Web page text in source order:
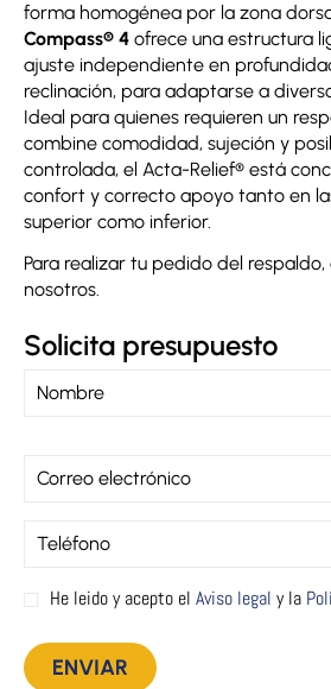
forma homogénea por la zona
Compass® 4 ofrece una estructura
ajuste independiente en
reclinación, para adaptarse a
Ideal para quienes requieren un
combine comodidad, sujeción y
controlada, el Acta-Relief® está
confort y correcto apoyo tanto en
superior como inferior.
Para realizar tu pedido del
nosotros.
Solicita presupuesto
He leido y acepto el Aviso legal y la